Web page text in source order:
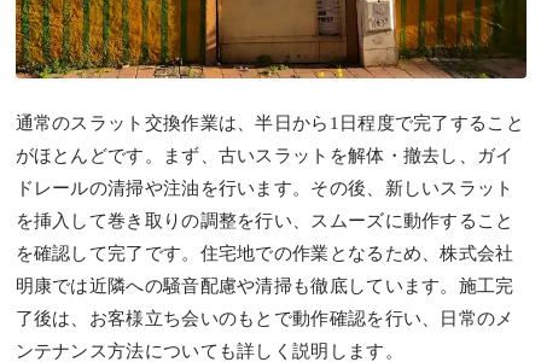
通常のスラット交換作業は、半日から1日程度で完了すること
がほとんどです。まず、古いスラットを解体・撤去し、ガイ
ドレールの清掃や注油を行います。その後、新しいスラット
を挿入して巻き取りの調整を行い、スムーズに動作すること
を確認して完了です。住宅地での作業となるため、株式会社
明康では近隣への騒音配慮や清掃も徹底しています。施工完
了後は、お客様立ち会いのもとで動作確認を行い、日常のメ
ンテナンス方法についても詳しく説明します。